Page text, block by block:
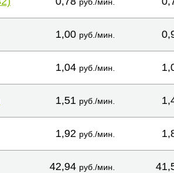
1,00 руб./мин.
1,04 руб./мин.
1,51 руб./мин.
1,92 руб./мин.
42,94 руб./мин.